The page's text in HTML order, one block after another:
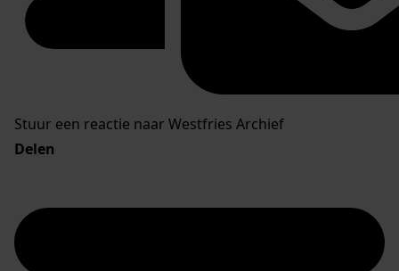
Stuur een reactie naar Westfries Archief
Delen